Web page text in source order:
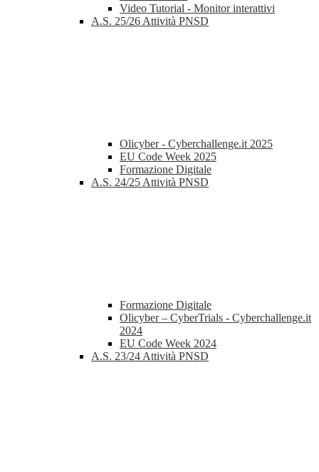
Video Tutorial - Monitor interattivi
A.S. 25/26 Attività PNSD
Olicyber - Cyberchallenge.it 2025
EU Code Week 2025
Formazione Digitale
A.S. 24/25 Attività PNSD
Formazione Digitale
Olicyber – CyberTrials - Cyberchallenge.it
2024
EU Code Week 2024
A.S. 23/24 Attività PNSD